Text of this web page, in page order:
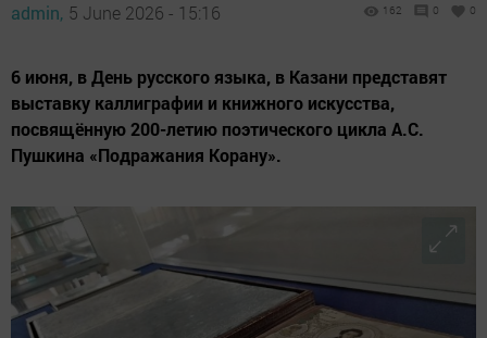
admin, 5 June 2026 - 15:16 162 0 0
6 июня, в День русского языка, в Казани представят
выставку каллиграфии и книжного искусства,
посвящённую 200-летию поэтического цикла А.С.
Пушкина «Подражания Корану».